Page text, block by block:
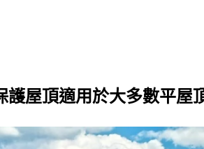
屋頂適用於大多數平屋